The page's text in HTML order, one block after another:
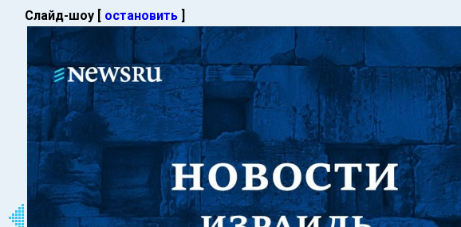
Слайд-шоу [ остановить ]